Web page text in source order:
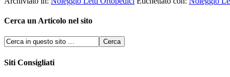
Cerca un Articolo nel sito
Siti Consigliati